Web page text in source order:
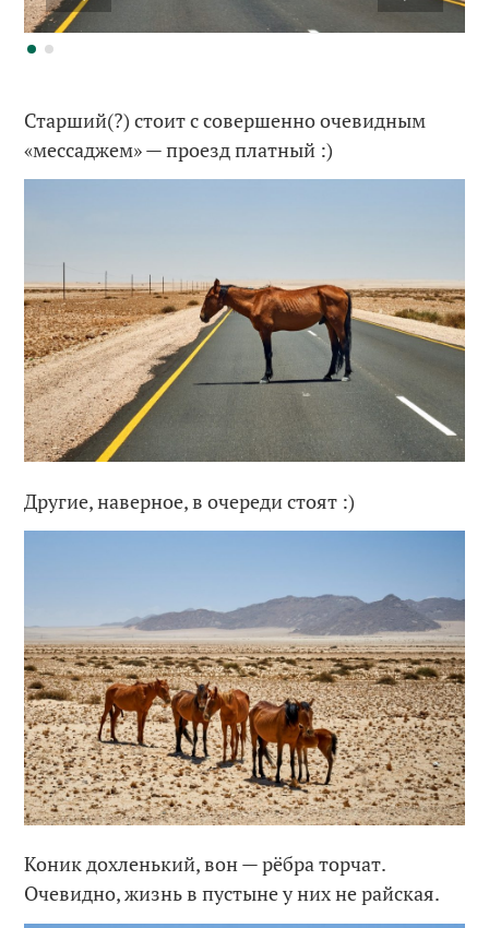
Старший(?) стоит с совершенно очевидным
«мессаджем» — проезд платный :)
Другие, наверное, в очереди стоят :)
Коник дохленький, вон — рёбра торчат.
Очевидно, жизнь в пустыне у них не райская.